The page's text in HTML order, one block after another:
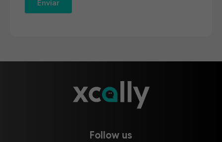
Follow us